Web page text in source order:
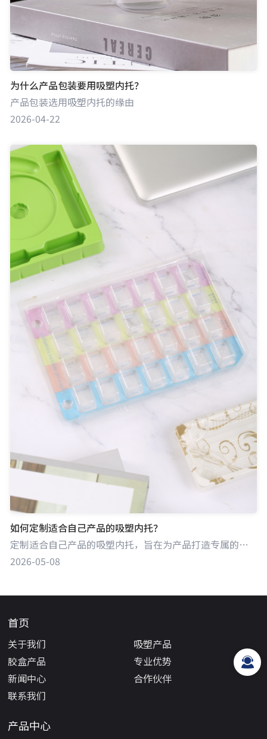
为什么产品包装要用吸塑内托？
产品包装选用吸塑内托的缘由
2026-04-22
如何定制适合自己产品的吸塑内托？
定制适合自己产品的吸塑内托，旨在为产品打造专属的包装，既能提供有效保护，又能在展示和销售环节助力产品脱颖而出。吸塑内托通过将塑料硬片加热软化后真空吸附成型，可根据产品的形状、尺寸、重量等特性量身定制。
2026-05-08
首页
关于我们
吸塑产品
胶盒产品
专业优势
新闻中心
合作伙伴
联系我们
产品中心